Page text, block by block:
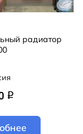
радиатор
q